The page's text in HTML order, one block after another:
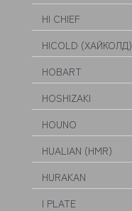
HI CHIEF
HICOLD (ХАЙКОЛД)
HOBART
HOSHIZAKI
HOUNO
HUALIAN (HMR)
HURAKAN
I PLATE